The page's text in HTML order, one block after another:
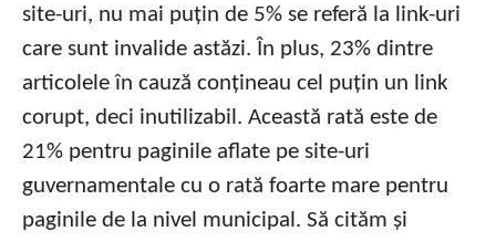
site-uri, nu mai puțin de 5% se referă la link-uri
care sunt invalide astăzi. În plus, 23% dintre
articolele în cauză conțineau cel puțin un link
corupt, deci inutilizabil. Această rată este de
21% pentru paginile aflate pe site-uri
guvernamentale cu o rată foarte mare pentru
paginile de la nivel municipal. Să cităm și